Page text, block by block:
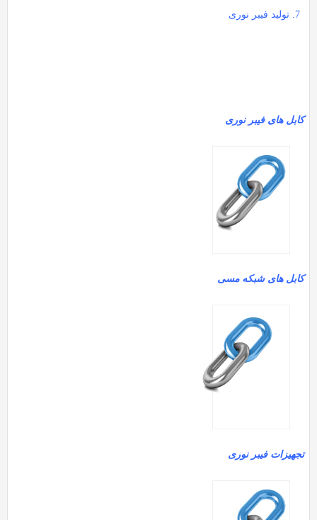
تولید فیبر نوری
های فیبر نوری
های شبکه مسی
فیبر نوری